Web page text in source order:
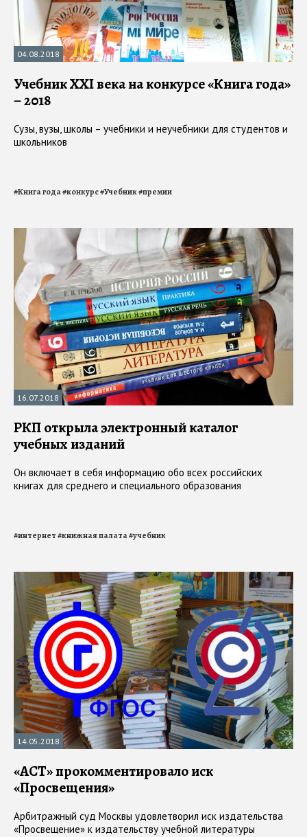
04.08.2018
Учебник XXI века на конкурсе «Книга года»
– 2018
Сузы, вузы, школы – учебники и неучебники для студентов и
школьников
#Книга года#конкурс#Учебник#премии
16.07.2018
РКП открыла электронный каталог
учебных изданий
Он включает в себя информацию обо всех российских
книгах для среднего и специального образования
#интернет#книжная палата#учебник
14.05.2018
«АСТ» прокомментировало иск
«Просвещения»
Арбитражный суд Москвы удовлетворил иск издательства
«Просвещение» к издательству учебной литературы